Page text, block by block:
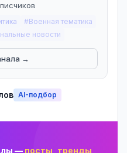
#Военная тематика
новости
→
AI-подбор
— посты, тренды,